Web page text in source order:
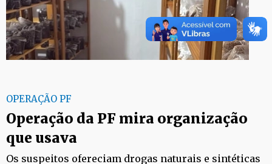
OPERAÇÃO PF
Operação da PF mira organização
que usava
Os suspeitos ofereciam drogas naturais e sintéticas